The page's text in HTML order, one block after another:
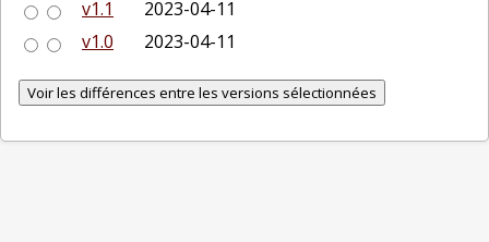
v1.1
2023-04-11
v1.0
2023-04-11